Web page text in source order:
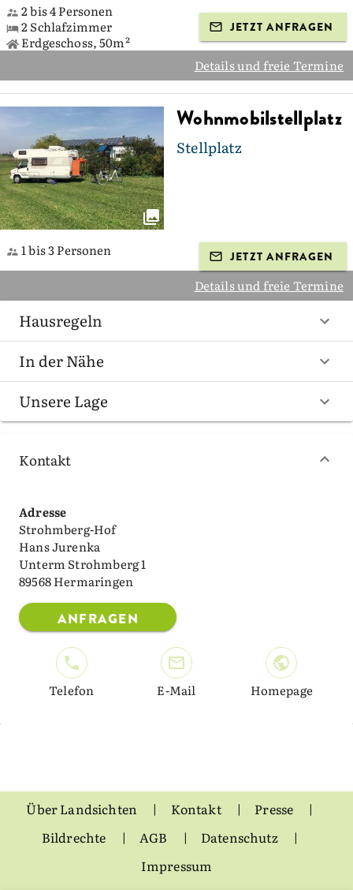
2 bis 4 Personen
2 Schlafzimmer
Erdgeschoss, 50m²
JETZT ANFRAGEN
Details und freie Termine
Wohnmobilstellplatz
Stellplatz
1 bis 3 Personen JETZT ANFRAGEN
Details und freie Termine
Hausregeln
In der Nähe
Unsere Lage
Kontakt
Adresse
Strohmberg-Hof
Hans Jurenka
Unterm Strohmberg 1
89568 Hermaringen
ANFRAGEN
Telefon E-Mail Homepage
Über Landsichten Kontakt
Presse
Bildrechte
AGB
Datenschutz
Impressum